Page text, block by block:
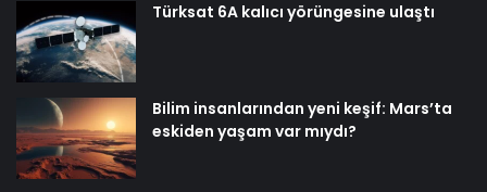
Türksat 6A kalıcı yörüngesine ulaştı
Bilim insanlarından yeni keşif: Mars’ta
eskiden yaşam var mıydı?